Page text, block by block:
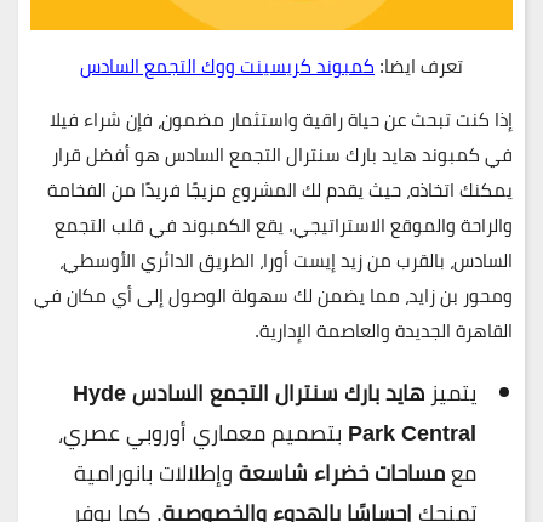
تعرف ايضا:كمبوند كريسينت ووك التجمع السادس
إذا كنت تبحث عنحياة راقية واستثمار مضمون، فإن شراءفيلا
في كمبوند هايد بارك سنترال التجمع السادسهوأفضل قرار
يمكنك اتخاذه، حيث يقدم لك المشروعمزيجًا فريدًا من الفخامة
والراحة والموقع الاستراتيجي. يقع الكمبوندفي قلب التجمع
السادس، بالقرب منزيد إيست أورا، الطريق الدائري الأوسطي،
ومحور بن زايد، مما يضمن لك سهولة الوصول إلى أي مكان في
القاهرة الجديدة والعاصمة الإدارية.
يتميز هايد بارك سنترال التجمع السادسHyde
Park Central بتصميم معماري أوروبي عصري،
معمساحات خضراء شاسعةوإطلالات بانورامية
تمنحكإحساسًا بالهدوء والخصوصية. كما يوفر